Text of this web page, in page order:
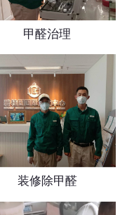
甲醛治理
装修除甲醛